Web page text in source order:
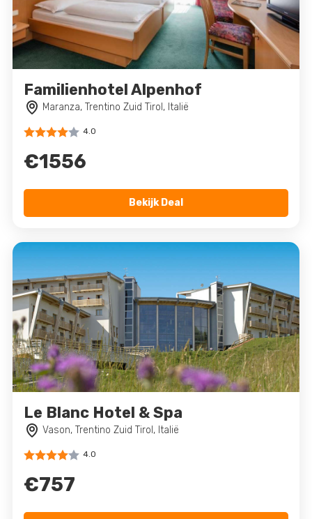
Familienhotel Alpenhof
Maranza, Trentino Zuid Tirol, Italië
4.0
€1556
Bekijk Deal
Le Blanc Hotel & Spa
Vason, Trentino Zuid Tirol, Italië
4.0
€757